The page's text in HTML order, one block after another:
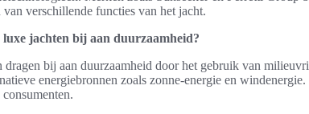
van verschillende functies van het jacht.
luxe jachten bij aan duurzaamheid?
dragen bij aan duurzaamheid door het gebruik van
energiebronnen zoals zonne-energie en